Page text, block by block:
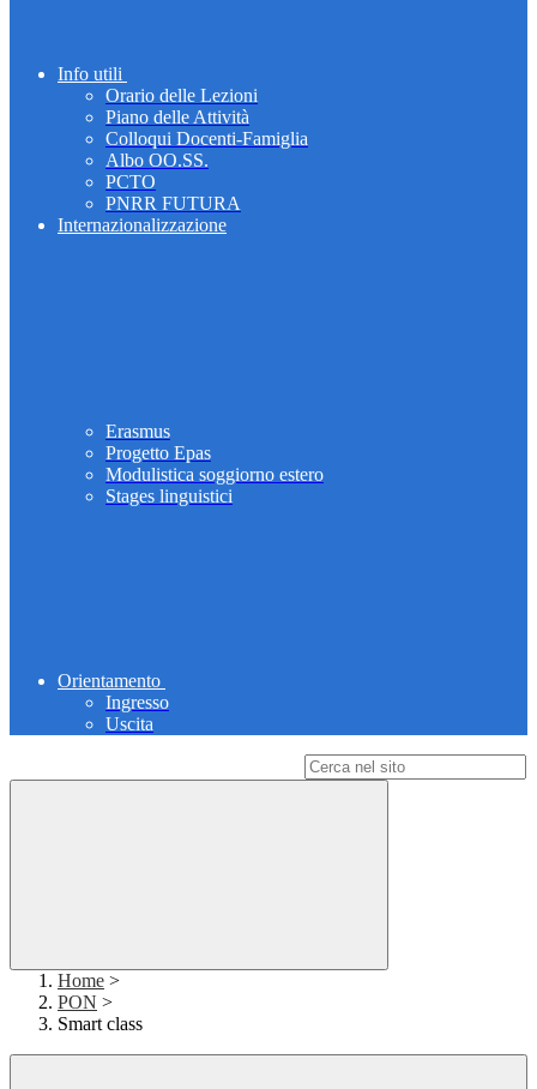
Info utili
Orario delle Lezioni
Piano delle Attività
Colloqui Docenti-Famiglia
Albo OO.SS.
PCTO
PNRR FUTURA
Internazionalizzazione
Erasmus
Progetto Epas
Modulistica soggiorno estero
Stages linguistici
Orientamento
Ingresso
Uscita
Home >
PON >
Smart class